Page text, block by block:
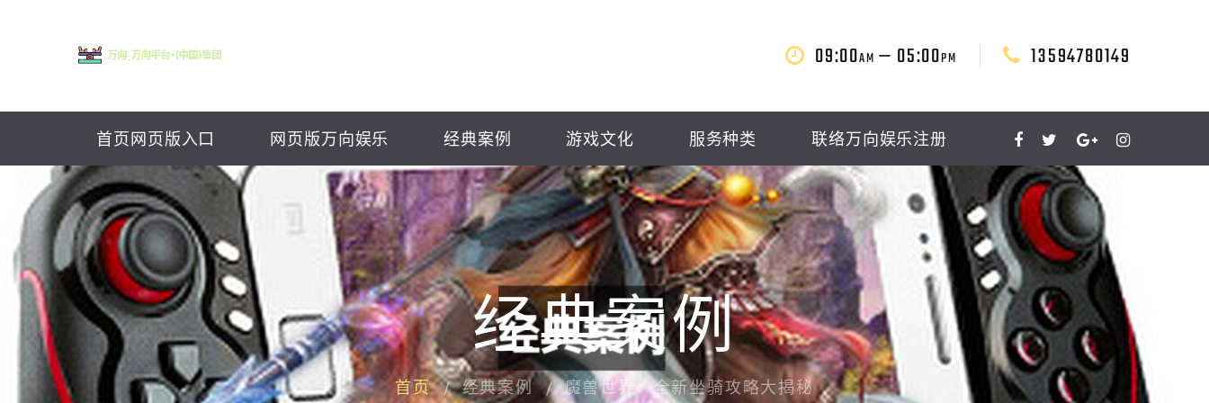
09:00AM — 05:00PM 13594780149
首页网页版入口 网页版万向娱乐 经典案例 游戏文化 服务种类 联络万向娱乐注册
经典案例
首页 经典案例 魔兽世界：全新坐骑攻略大揭秘